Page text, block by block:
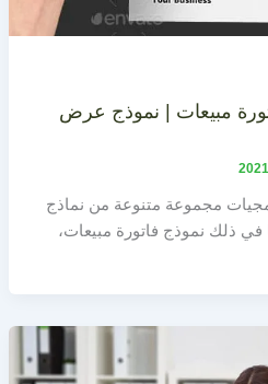
مبيعات | نموذج عرض
مجموعة متنوعة من نماذج
في ذلك نموذج فاتورة مبيعات،